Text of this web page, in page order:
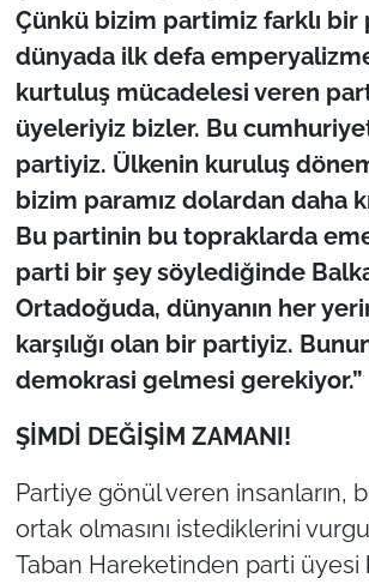
Çünkü bizim partimiz farklı bir
dünyada ilk defa
kurtuluş mücadelesi veren
üyeleriyiz bizler. Bu
partiyiz. Ülkenin kuruluş
bizim paramız dolardan daha
Bu partinin bu topraklarda
parti bir şey söylediğinde
Ortadoğuda, dünyanın her
karşılığı olan bir partiyiz.
demokrasi gelmesi gerekiyor.”
ŞİMDİ DEĞİŞİM ZAMANI!
Partiye gönül veren insanların,
ortak olmasını istediklerini
Taban Hareketinden parti üyesi